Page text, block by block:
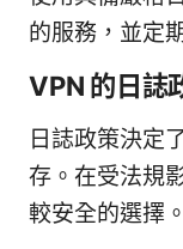
的服務，並定
VPN 的日誌
日誌政策決定
存。在受法規
較安全的選擇。